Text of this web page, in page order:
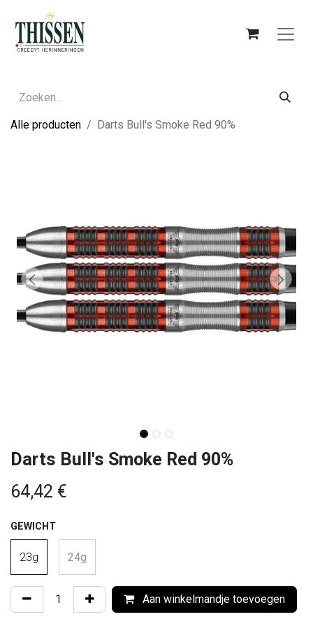
Alle producten Darts Bull's Smoke Red 90%
Darts Bull's Smoke Red 90%
64,42 €
GEWICHT
23g 24g
Aan winkelmandje toevoegen